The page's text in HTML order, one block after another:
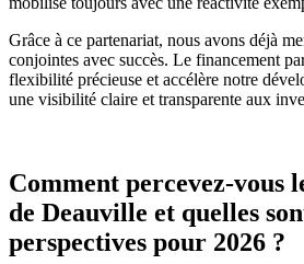
Grâce à ce partenariat, nous avons déjà
conjointes avec succès. Le financement
flexibilité précieuse et accélère notre
une visibilité claire et transparente aux
Comment percevez-vous
de Deauville et quelles
perspectives pour 2026 ?